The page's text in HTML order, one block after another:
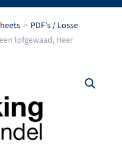
PDF’s / Losse
lofgewaad, Heer